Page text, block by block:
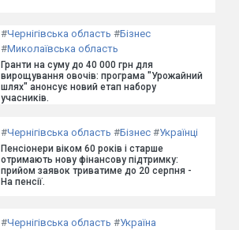
#Чернігівська область #Бізнес
#Миколаївська область
Гранти на суму до 40 000 грн для
вирощування овочів: програма "Урожайний
шлях" анонсує новий етап набору
учасників.
#Чернігівська область #Бізнес #Українці
Пенсіонери віком 60 років і старше
отримають нову фінансову підтримку:
прийом заявок триватиме до 20 серпня -
На пенсії.
#Чернігівська область #Україна